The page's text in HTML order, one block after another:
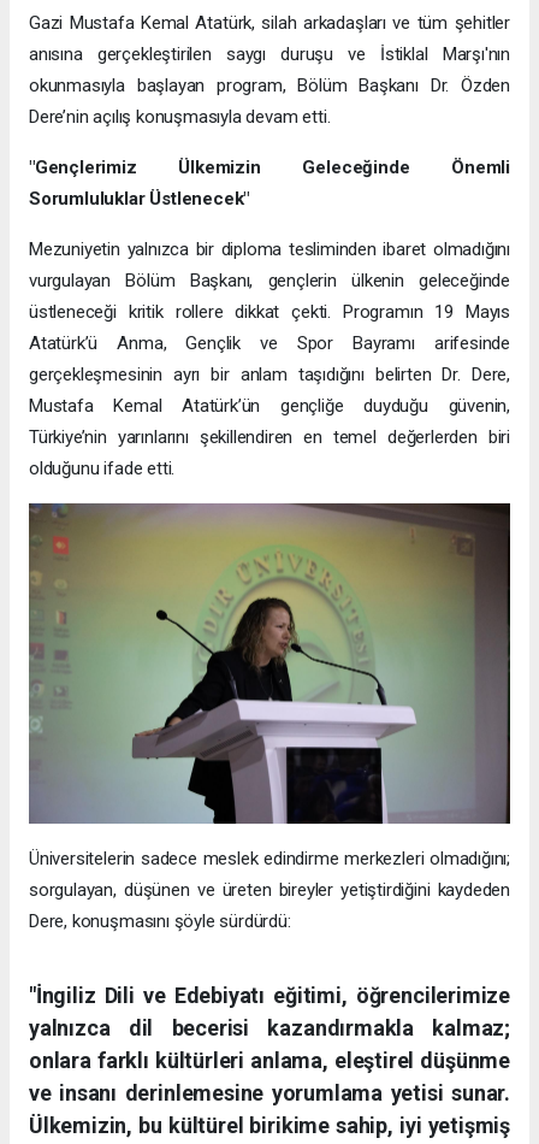
Gazi Mustafa Kemal Atatürk, silah arkadaşları ve tüm şehitler
anısına gerçekleştirilen saygı duruşu ve İstiklal Marşı'nın
okunmasıyla başlayan program, Bölüm Başkanı Dr. Özden
Dere’nin açılış konuşmasıyla devam etti.
"Gençlerimiz Ülkemizin Geleceğinde Önemli
Sorumluluklar Üstlenecek"
Mezuniyetin yalnızca bir diploma tesliminden ibaret olmadığını
vurgulayan Bölüm Başkanı, gençlerin ülkenin geleceğinde
üstleneceği kritik rollere dikkat çekti. Programın 19 Mayıs
Atatürk’ü Anma, Gençlik ve Spor Bayramı arifesinde
gerçekleşmesinin ayrı bir anlam taşıdığını belirten Dr. Dere,
Mustafa Kemal Atatürk’ün gençliğe duyduğu güvenin,
Türkiye’nin yarınlarını şekillendiren en temel değerlerden biri
olduğunu ifade etti.
Üniversitelerin sadece meslek edindirme merkezleri olmadığını;
sorgulayan, düşünen ve üreten bireyler yetiştirdiğini kaydeden
Dere, konuşmasını şöyle sürdürdü:
"İngiliz Dili ve Edebiyatı eğitimi, öğrencilerimize
yalnızca dil becerisi kazandırmakla kalmaz;
onlara farklı kültürleri anlama, eleştirel düşünme
ve insanı derinlemesine yorumlama yetisi sunar.
Ülkemizin, bu kültürel birikime sahip, iyi yetişmiş